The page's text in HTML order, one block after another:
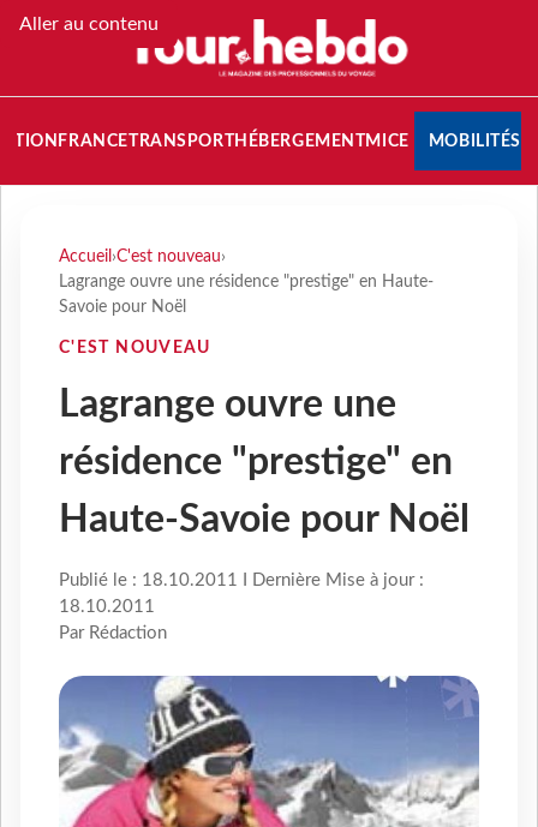
Aller au contenu
FRANCETRANSPORT HÉBERGEMENTMICE MOBILITÉS
Accueil ›C'est nouveau›
Lagrange ouvre une résidence "prestige" en Haute-
Savoie pour Noël
C'EST NOUVEAU
Lagrange ouvre une
résidence "prestige" en
Haute-Savoie pour Noël
Publié le : 18.10.2011 I Dernière Mise à jour :
18.10.2011
Par Rédaction